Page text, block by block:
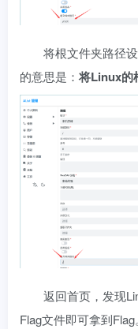
将根文件夹路径
的意思是：将Linux的
返回首页，发现
Flag文件即可拿到Flag。